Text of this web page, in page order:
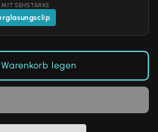
SEHSTÄRKE
legen